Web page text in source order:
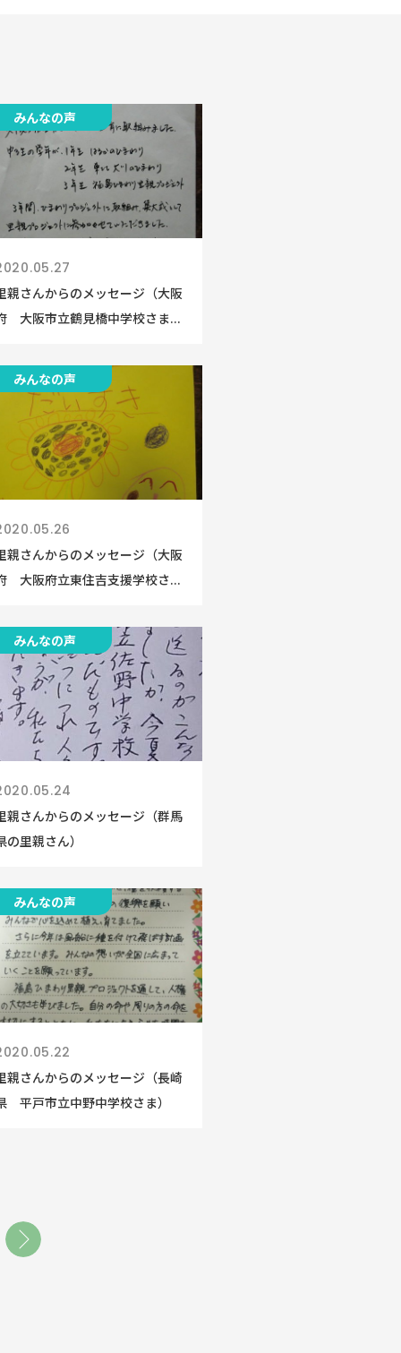
みんなの声
親さんからのメッセージ（大阪
大阪市立鶴見橋中学校さま...
みんなの声
親さんからのメッセージ（大阪
大阪府立東住吉支援学校さ...
みんなの声
親さんからのメッセージ（群馬
の里親さん）
みんなの声
親さんからのメッセージ（長崎
平戸市立中野中学校さま）